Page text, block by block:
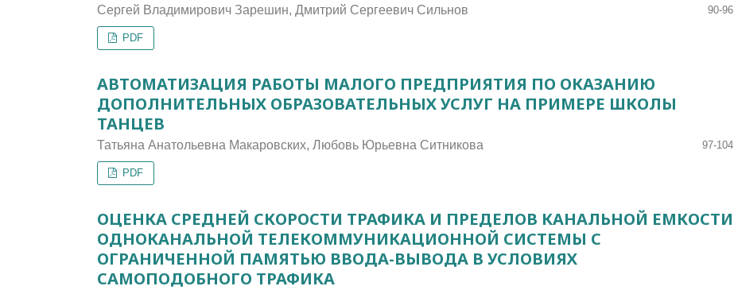
Сергей Владимирович Зарешин, Дмитрий Сергеевич Сильнов 90-96
PDF
АВТОМАТИЗАЦИЯ РАБОТЫ МАЛОГО ПРЕДПРИЯТИЯ ПО ОКАЗАНИЮ
ДОПОЛНИТЕЛЬНЫХ ОБРАЗОВАТЕЛЬНЫХ УСЛУГ НА ПРИМЕРЕ ШКОЛЫ
ТАНЦЕВ
Татьяна Анатольевна Макаровских, Любовь Юрьевна Ситникова 97-104
PDF
ОЦЕНКА СРЕДНЕЙ СКОРОСТИ ТРАФИКА И ПРЕДЕЛОВ КАНАЛЬНОЙ ЕМКОСТИ
ОДНОКАНАЛЬНОЙ ТЕЛЕКОММУНИКАЦИОННОЙ СИСТЕМЫ С
ОГРАНИЧЕННОЙ ПАМЯТЬЮ ВВОДА-ВЫВОДА В УСЛОВИЯХ
САМОПОДОБНОГО ТРАФИКА